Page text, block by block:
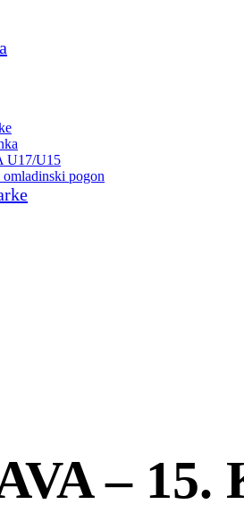
U17/U15
omladinski pogon
–